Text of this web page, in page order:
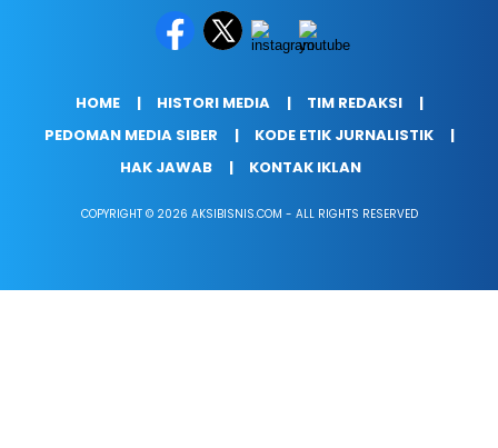
HOME HISTORI MEDIA
TIM REDAKSI
PEDOMAN MEDIA SIBER
KODE ETIK JURNALISTIK
HAK JAWAB
KONTAK IKLAN
COPYRIGHT © 2026 AKSIBISNIS.COM - ALL RIGHTS RESERVED